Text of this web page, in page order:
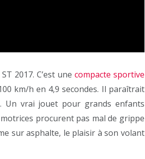
2017. C’est une compacte sportive
km/h en 4,9 secondes. Il paraîtrait
Un vrai jouet pour grands enfants
procurent pas mal de grippe
sur asphalte, le plaisir à son volant